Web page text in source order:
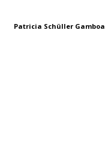
Patricia Schüller Gamboa